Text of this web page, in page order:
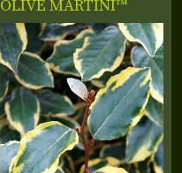
OLIVE MARTINI™